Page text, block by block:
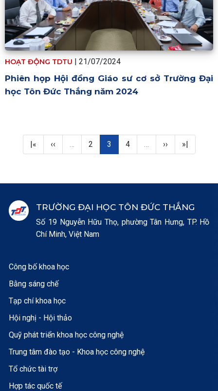
HOẠT ĐỘNG TDTU | 21/07/2024
Phiên họp Hội đồng Giáo sư cơ sở Trường Đại
học Tôn Đức Thắng năm 2024
First page
|« Trang trước
‹‹ … Trang
2 Trang hiện thời
3 Trang
4 … Next page
›› Last page
»|
TRƯỜNG ĐẠI HỌC TÔN ĐỨC THẮNG
Số 19 Nguyễn Hữu Thọ, phường Tân Hưng, TP. Hồ
Chí Minh, Việt Nam
Công bố khoa học
Bằng sáng chế
Tạp chí khoa học
Hội nghị - Hội thảo
Quỹ phát triển khoa học công nghệ
Trung tâm đào tạo - Khoa học công nghệ
Tổ chức tài trợ
Hợp tác quốc tế